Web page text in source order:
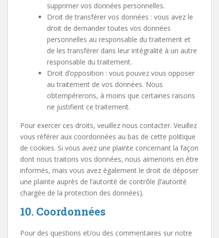
supprimer vos données personnelles.
Droit de transférer vos données : vous avez le
droit de demander toutes vos données
personnelles au responsable du traitement et
de les transférer dans leur intégralité à un autre
responsable du traitement.
Droit d’opposition : vous pouvez vous opposer
au traitement de vos données. Nous
obtempérerons, à moins que certaines raisons
ne justifient ce traitement.
Pour exercer ces droits, veuillez nous contacter. Veuillez
vous référer aux coordonnées au bas de cette politique
de cookies. Si vous avez une plainte concernant la façon
dont nous traitons vos données, nous aimerions en être
informés, mais vous avez également le droit de déposer
une plainte auprès de l’autorité de contrôle (l’autorité
chargée de la protection des données).
10. Coordonnées
Pour des questions et/ou des commentaires sur notre